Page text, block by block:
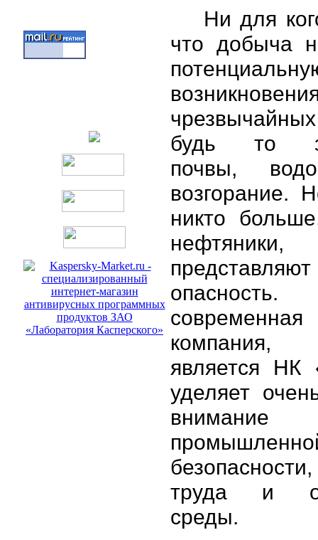
Ни для
что добыча
будь то
почвы,
возгорание.
никто
является НК
уделяет
внимание
труда и
среды.